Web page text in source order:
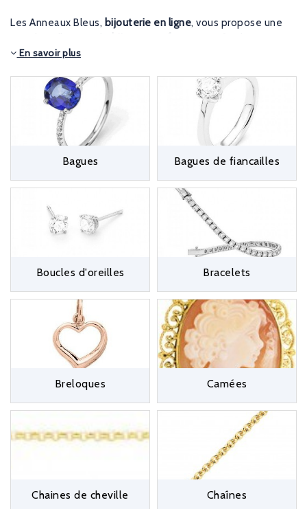
Les Anneaux Bleus, bijouterie en ligne, vous propose une
ou Rose. Retrouvez des créations de bijoux originales tout
ou uneémeraude
Pour offrir ou vous faire plaisir, vous trouverez une
sélection complète de
bijoux en Or 18 carats / 750
millièmes pour femme
. Choisissez une bellebague de
fiançailles en or pour femme
bracelet rivière de
d’oreilles pavées de diamants ou descréoles en or. Ou
pour tout simplement se faire plaisir, nous proposons des
bijoux en or de femme pas cher
de qualité exclusivement
en or 750 millièmes 18 carats et de fabrication française.
femme en Or :
colliers pour femme
qui soulignent le cou et
habillent votre décolleté.
bagues en or femme
sertis de diamant ou pierres
précieuses pour vous sublimer jour après jour.
bracelets en or et diamantpour femme, une
sélection de rivière de diamant ou de bracelet jonc en or
Lespendentifs en or femmepour tous les goûts : en
forme de cœur, d’étoile ou de fleur, avec perles de
cultures ou pierres précieuses, en or jaune ou blanc.
disponibles en plusieurs
longueurs et de différentes mailles, en or blanc ou
Une grande collection de
boucles d’oreilles en or
En savoir plus
Bagues Bagues de fiancailles
Boucles d'oreilles Bracelets
Breloques Camées
Chaines de cheville Chaînes